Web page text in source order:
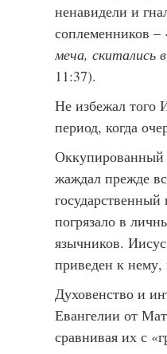
ненавидели и
соплеменников –
меча, скитались
11:37).
Не избежал того
период, когда
Оккупированный
жаждал прежде
погрязало в
язычников.
приведен к нему,
Духовенство и
Евангелии от
сравнивая их с